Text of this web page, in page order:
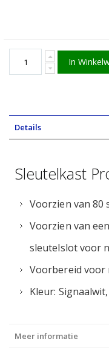
In
Details
Sleutelkast
Voorzien van 80
Voorzien van
sleutelslot voor
Voorbereid
Kleur:
Meer informatie